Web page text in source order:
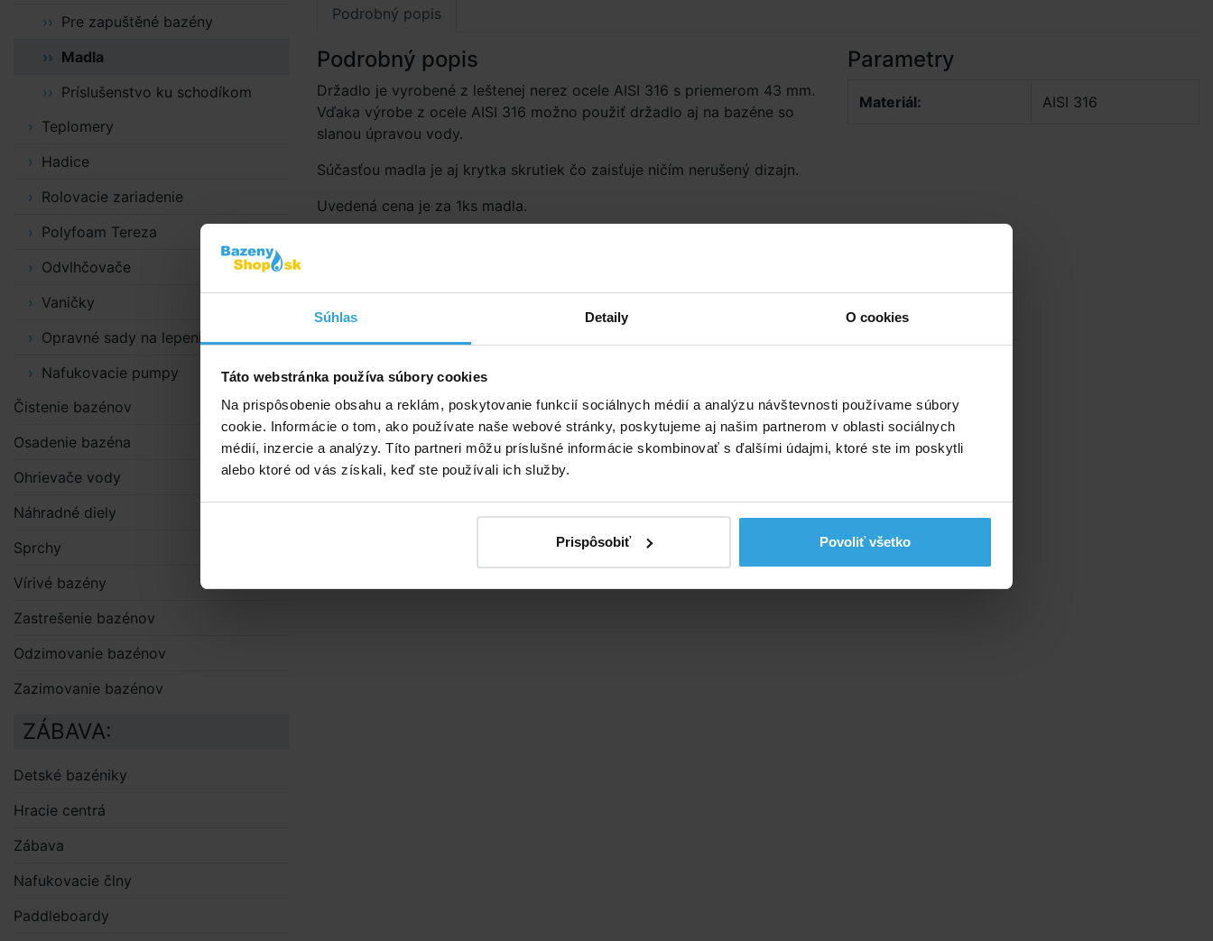
Súhlas Detaily O cookies
Táto webstránka používa súbory cookies
Na prispôsobenie obsahu a reklám, poskytovanie funkcií sociálnych médií a analýzu návštevnosti používame súbory
cookie. Informácie o tom, ako používate naše webové stránky, poskytujeme aj našim partnerom v oblasti sociálnych
médií, inzercie a analýzy. Títo partneri môžu príslušné informácie skombinovať s ďalšími údajmi, ktoré ste im poskytli
alebo ktoré od vás získali, keď ste používali ich služby.
Prispôsobiť Povoliť všetko
Podrobný popis
Podrobný popis
Držadlo je vyrobené z leštenej nerez ocele AISI 316 s priemerom 43 mm.
Vďaka výrobe z ocele AISI 316 možno použiť držadlo aj na bazéne so
slanou úpravou vody.
Súčasťou madla je aj krytka skrutiek čo zaisťuje ničím nerušený dizajn.
Uvedená cena je za 1ks madla.
Parametry
Materiál: AISI 316
Pre zapuštěné bazény
Madla
Príslušenstvo ku schodíkom
Teplomery
Hadice
Rolovacie zariadenie
Polyfoam Tereza
Odvlhčovače
Vaničky
Opravné sady na lepenie
Nafukovacie pumpy
Čistenie bazénov
Osadenie bazéna
Ohrievače vody
Náhradné diely
Sprchy
Vírivé bazény
Zastrešenie bazénov
Odzimovanie bazénov
Zazimovanie bazénov
ZÁBAVA:
Detské bazéniky
Hracie centrá
Zábava
Nafukovacie člny
Paddleboardy